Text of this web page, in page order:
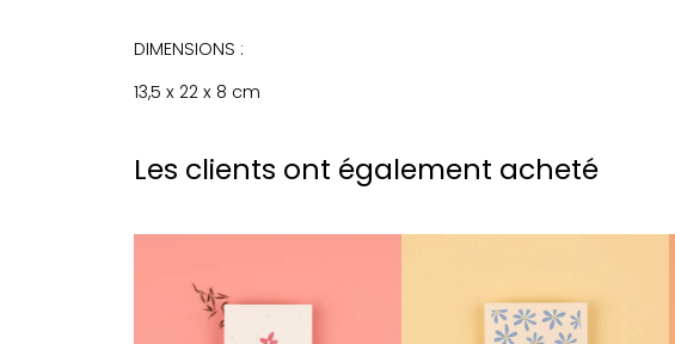
DIMENSIONS :
13,5 x 22 x 8 cm
Les clients ont également acheté